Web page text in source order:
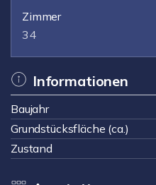
Zimmer
34
Informationen
Baujahr
Grundstücksfläche (ca.)
Zustand